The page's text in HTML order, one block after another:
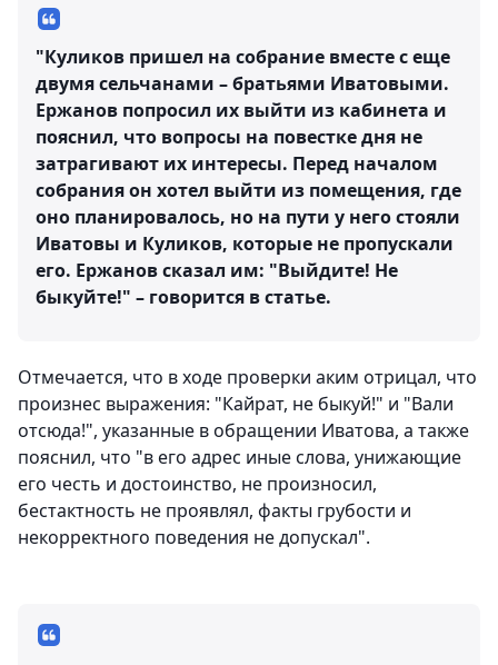
"Куликов пришел на собрание вместе с еще
двумя сельчанами – братьями Иватовыми.
Ержанов попросил их выйти из кабинета и
пояснил, что вопросы на повестке дня не
затрагивают их интересы. Перед началом
собрания он хотел выйти из помещения, где
оно планировалось, но на пути у него стояли
Иватовы и Куликов, которые не пропускали
его. Ержанов сказал им: "Выйдите! Не
быкуйте!" – говорится в статье.
Отмечается, что в ходе проверки аким отрицал, что
произнес выражения: "Кайрат, не быкуй!" и "Вали
отсюда!", указанные в обращении Иватова, а также
пояснил, что "в его адрес иные слова, унижающие
его честь и достоинство, не произносил,
бестактность не проявлял, факты грубости и
некорректного поведения не допускал".